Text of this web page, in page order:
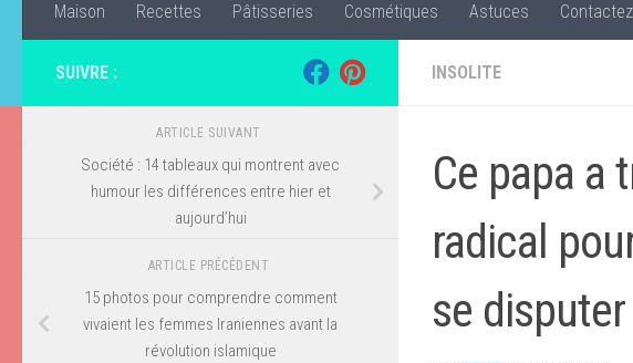
Maison Recettes Pâtisseries Cosmétiques Astuces
INSOLITE
Ce papa a
radical
se
SUIVRE :
ARTICLE SUIVANT
Société : 14 tableaux qui montrent avec
humour les différences entre hier et
aujourd’hui
ARTICLE PRÉCÉDENT
15 photos pour comprendre comment
vivaient les femmes Iraniennes avant la
révolution islamique